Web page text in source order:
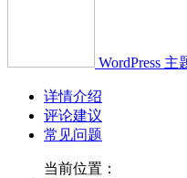
WordPress 主
详情介绍
评论建议
常见问题
当前位置：